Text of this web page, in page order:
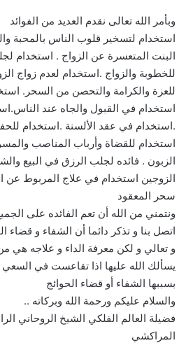
وبأمر الله تعالى نقدم العديد من الفوائد
استخدام لتسخير قلوب الناس بالمحبة
للخطوبة والزواج .استخدام لعدم زواج
للعزة والكرامة والتحصن من السحر.
استخدام في القبول والجاه عند
.استخدام في عقد الألسنة .استخدام
استخدام للقضاة وأرباب المناصب
الزبون . فائده لجلب الرزق في البيع
الزوجين استخدام في علاج المربوط عن
سحر المعقود
ونتمني من الله أن تعم الفائده على
اتصل بنا و تذكر دائما أن الشفاء و قضاء
و تعالي و لكن معرفة الداء و علاجه هي
يسألك الله عليها اذا تقاعست في السعي
بسببها الشفاء أو قضاء الحوائج
والسلام عليكم ورحمة الله وبركاته ..
فضيلة العالم الفلكي الشيخ الروحاني
المراكشي